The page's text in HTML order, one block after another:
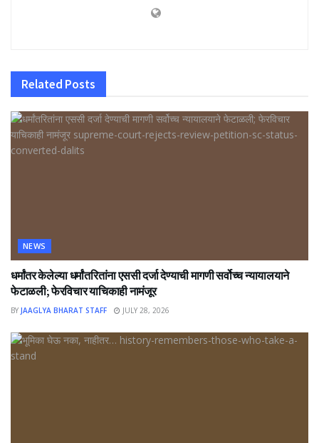
Related Posts
NEWS
धर्मांतर केलेल्या धर्मांतरितांना एससी दर्जा देण्याची मागणी सर्वोच्च न्यायालयाने
फेटाळली; फेरविचार याचिकाही नामंजूर
BY JAAGLYA BHARAT STAFF JULY 28, 2026